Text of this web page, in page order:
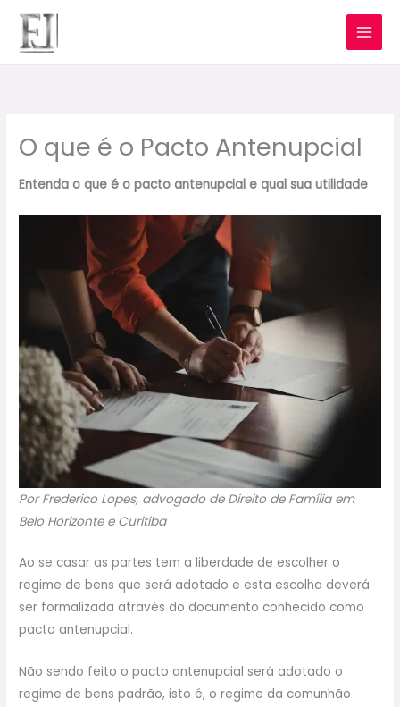
para
O que é o Pacto Antenupcial
Entenda o que é o pacto antenupcial e qual sua utilidade
Por Frederico Lopes, advogado de Direito de Família em
Belo Horizonte e Curitiba
Ao se casar as partes tem a liberdade de escolher o
regime de bens que será adotado e esta escolha deverá
ser formalizada através do documento conhecido como
pacto antenupcial.
Não sendo feito o pacto antenupcial será adotado o
regime de bens padrão, isto é, o regime da comunhão